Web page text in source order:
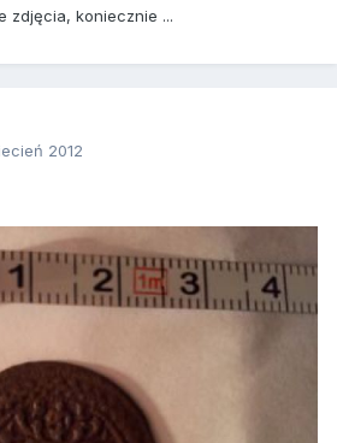
zdjęcia, koniecznie ...
2012